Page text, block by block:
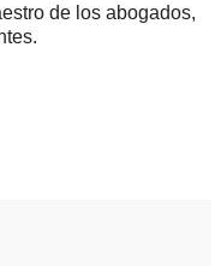
de los abogados,